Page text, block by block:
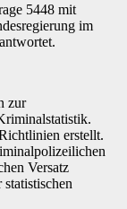
5448 mit
im
zur
erstellt.
Versatz